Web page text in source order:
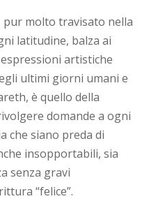
pur molto travisato nella
latitudine, balza ai
artistiche
ultimi giorni umani e
è quello della
domande a ogni
che siano preda di
insopportabili, sia
senza gravi
“felice”.